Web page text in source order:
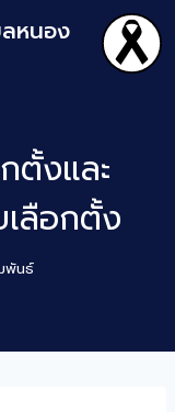
หนอง
ตั้งและ
ลือกตั้ง
พันธ์